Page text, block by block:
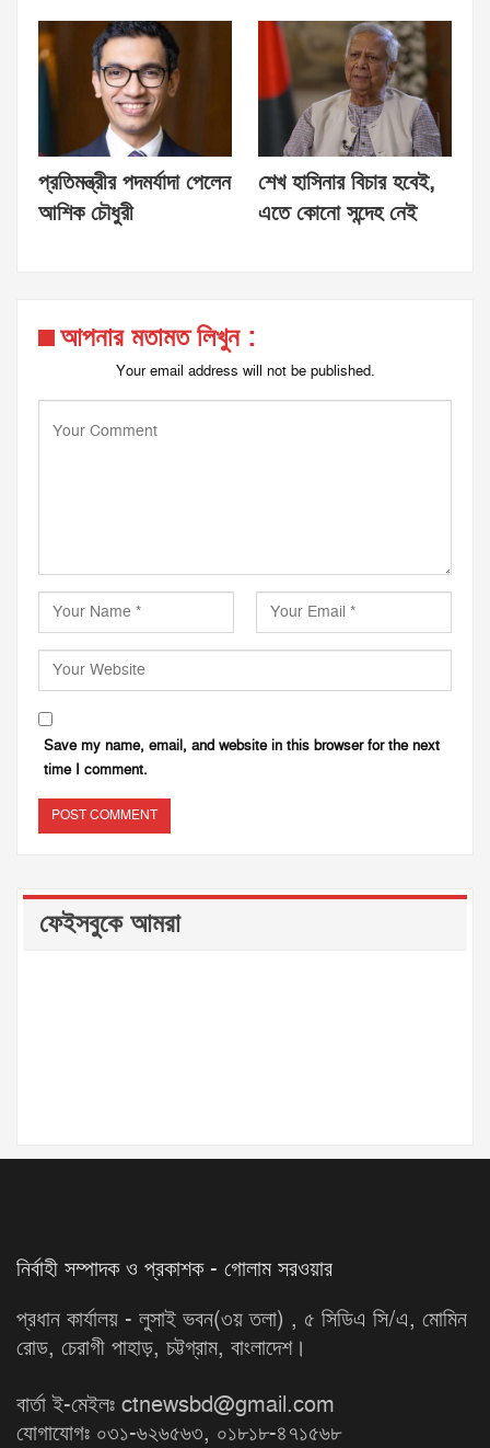
প্রতিমন্ত্রীর পদমর্যাদা পেলেন
আশিক চৌধুরী
শেখ হাসিনার বিচার হবেই,
এতে কোনো সন্দেহ নেই
আপনার মতামত লিখুন :
Your email address will not be published.
Save my name, email, and website in this browser for the next
time I comment.
ফেইসবুকে আমরা
নির্বাহী সম্পাদক ও প্রকাশক - গোলাম সরওয়ার
প্রধান কার্যালয় - লুসাই ভবন(৩য় তলা) , ৫ সিডিএ সি/এ, মোমিন
রোড, চেরাগী পাহাড়, চট্টগ্রাম, বাংলাদেশ।
বার্তা ই-মেইলঃ ctnewsbd@gmail.com
যোগাযোগঃ ০৩১-৬২৬৫৬৩, ০১৮১৮-৪৭১৫৬৮